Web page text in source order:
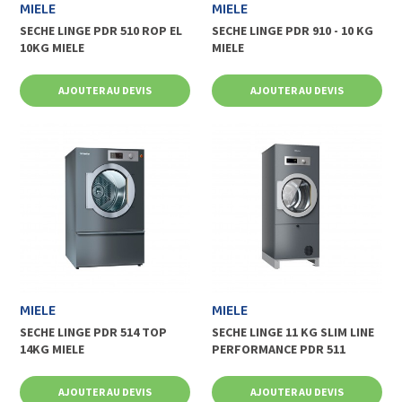
MIELE
SECHE LINGE PDR 510 ROP EL
10KG MIELE
AJOUTER AU DEVIS
MIELE
SECHE LINGE PDR 910 - 10 KG
MIELE
AJOUTER AU DEVIS
MIELE
SECHE LINGE PDR 514 TOP
14KG MIELE
AJOUTER AU DEVIS
MIELE
SECHE LINGE 11 KG SLIM LINE
PERFORMANCE PDR 511
AJOUTER AU DEVIS